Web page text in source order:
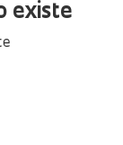
existe